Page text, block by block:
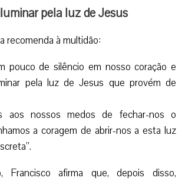
pela luz de Jesus
recomenda à multidão:
pouco de silêncio em nosso coração e
pela luz de Jesus que provém de
aos nossos medos de fechar-nos o
a coragem de abrir-nos a esta luz
Francisco afirma que, depois disso,